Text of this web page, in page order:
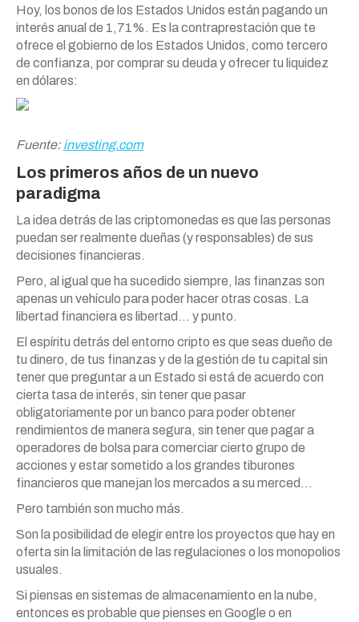
Hoy, los bonos de los Estados Unidos están pagando un
interés anual de 1,71%. Es la contraprestación que te
ofrece el gobierno de los Estados Unidos, como tercero
de confianza, por comprar su deuda y ofrecer tu liquidez
en dólares:
Fuente: investing.com
Los primeros años de un nuevo
paradigma
La idea detrás de las criptomonedas es que las personas
puedan ser realmente dueñas (y responsables) de sus
decisiones financieras.
Pero, al igual que ha sucedido siempre, las finanzas son
apenas un vehículo para poder hacer otras cosas. La
libertad financiera es libertad… y punto.
El espíritu detrás del entorno cripto es que seas dueño de
tu dinero, de tus finanzas y de la gestión de tu capital sin
tener que preguntar a un Estado si está de acuerdo con
cierta tasa de interés, sin tener que pasar
obligatoriamente por un banco para poder obtener
rendimientos de manera segura, sin tener que pagar a
operadores de bolsa para comerciar cierto grupo de
acciones y estar sometido a los grandes tiburones
financieros que manejan los mercados a su merced…
Pero también son mucho más.
Son la posibilidad de elegir entre los proyectos que hay en
oferta sin la limitación de las regulaciones o los monopolios
usuales.
Si piensas en sistemas de almacenamiento en la nube,
entonces es probable que pienses en Google o en